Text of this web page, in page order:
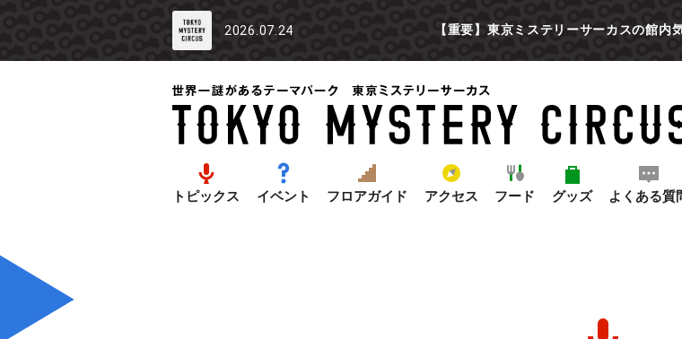
2026.07.24 【重要】東京ミステリーサーカスの館
トピックス イベント フロアガイド アクセス フード グッズ よくある質